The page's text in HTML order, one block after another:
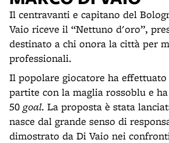
Il centravanti e capitano del
Vaio riceve il “Nettuno d'oro”,
destinato a chi onora la città per
professionali.
Il popolare giocatore ha
partite con la maglia rossoblu e
50 goal. La proposta è stata
nasce dal grande senso di
dimostrato da Di Vaio nei